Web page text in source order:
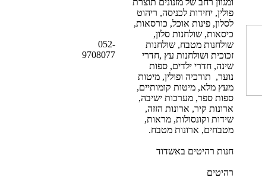
ומגוון רחב של מזנונים תוצרת
פולין, יחידות לכניסה, ריהוט
לסלון, פינות אוכל, כורסאות,
כיסאות, שולחנות סלון,
שולחנות מטבח, שולחנות
זכוכית ושולחנות עץ ,חדרי
שינה, חדרי ילדים, ספות
נוער, תורכיה ופולין, מיטות
מעץ מלא, מיטות קומותיים,
ספות ספר, מערכות ישיבה,
ארונות קיר, ארונות הזזה,
שידות וקונסולות, מראות,
מטבחים, ארונות מטבח.
חנות רהיטים באשדוד
רהיטים
052-
9708077